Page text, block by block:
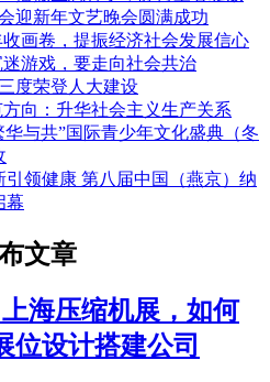
迎新年文艺晚会圆满成功
画卷，提振经济社会发展信心
游戏，要走向社会共治
度荣登人大建设
向：升华社会主义生产关系
与共”国际青少年文化盛典（冬
领健康 第八届中国（燕京）纳
幕
文章
海压缩机展，如何
位设计搭建公司